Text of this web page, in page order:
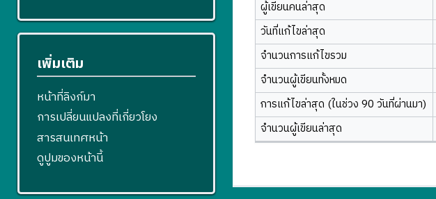
ผู้เขียนคนล่าสุด
วันที่แก้ไขล่าสุด
จำนวนการแก้ไขรวม
จำนวนผู้เขียนทั้งหมด
การแก้ไขล่าสุด (ในช่วง 90 วันที่ผ่านมา)
จำนวนผู้เขียนล่าสุด
เพิ่มเติม
หน้าที่ลิงก์มา
การเปลี่ยนแปลงที่เกี่ยวโยง
สารสนเทศหน้า
ดูปูมของหน้านี้